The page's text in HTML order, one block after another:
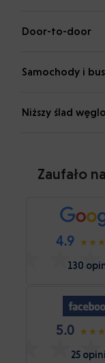
Door-to-door
Samochody i
Niższy ślad
Zaufało
4.9
130
5.0
25